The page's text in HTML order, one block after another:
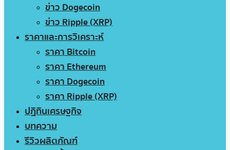
ข่าว Dogecoin
ข่าว Ripple (XRP)
ราคาและการวิเคราะห์
ราคา Bitcoin
ราคา Ethereum
ราคา Dogecoin
ราคา Ripple (XRP)
ปฏิทินเศรษฐกิจ
บทความ
รีวิวผลิตภัณฑ์